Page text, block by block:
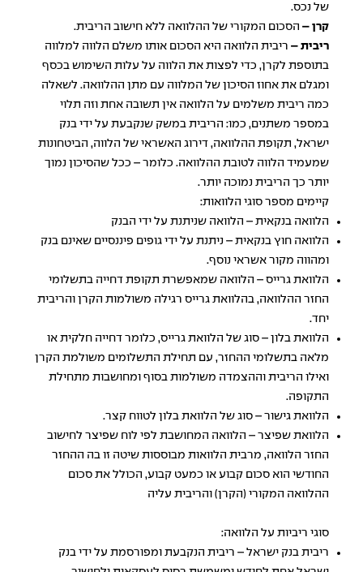
של נכס.
קרן – הסכום המקורי של ההלוואה ללא חישוב הריבית.
ריבית – ריבית הלוואה היא הסכום אותו משלם הלווה למלווה
בתוספת לקרן, כדי לפצות את הלווה על עלות השימוש בכסף
ומגלם את אחוז הסיכון של המלווה עם מתן ההלוואה. לשאלה
כמה ריבית משלמים על הלוואה אין תשובה אחת וזה תלוי
במספר משתנים, כמו: הריבית במשק שנקבעת על ידי בנק
ישראל, תקופת ההלוואה, דירוג האשראי של הלווה, הביטחונות
שמעמיד הלווה לטובת ההלוואה. כלומר – ככל שהסיכון נמוך
יותר כך הריבית נמוכה יותר.
קיימים מספר סוגי הלוואות:
הלוואה בנקאית – הלוואה שניתנת על ידי הבנק
הלוואה חוץ בנקאית – ניתנת על ידי גופים פיננסיים שאינם בנק
ומהווה מקור אשראי נוסף.
הלוואת גרייס – הלוואה שמאפשרת תקופת דחייה בתשלומי
החזר ההלוואה, בהלוואת גרייס רגילה משולמות הקרן והריבית
יחד.
הלוואת בלון – סוג של הלוואת גרייס, כלומר דחייה חלקית או
מלאה בתשלומי ההחזר, עם תחילת התשלומים משולמת הקרן
ואילו הריבית וההצמדה משולמות בסוף ומחושבות מתחילת
התקופה.
הלוואת גישור – סוג של הלוואת בלון לטווח קצר.
הלוואת שפיצר – הלוואה המחושבת לפי לוח שפיצר לחישוב
החזר הלוואה, מרבית הלוואות מבוססות שיטה זו בה ההחזר
החודשי הוא סכום קבוע או כמעט קבוע, הכולל את סכום
ההלוואה המקורי (הקרן) והריבית עליה
סוגי ריביות על הלוואה:
ריבית בנק ישראל – ריבית הנקבעת ומפורסמת על ידי בנק